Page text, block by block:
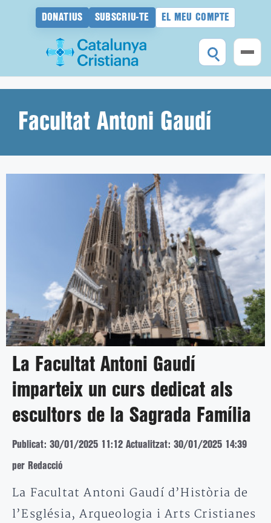
DONATIUS SUBSCRIU-TE EL MEU COMPTE
contingutFacultat Antoni Gaudí
La Facultat Antoni Gaudí
imparteix un curs dedicat als
escultors de la Sagrada Família
Publicat: 30/01/2025 11:12 Actualitzat: 30/01/2025 14:39
per Redacció
La Facultat Antoni Gaudí d’Història de
l’Església, Arqueologia i Arts Cristianes